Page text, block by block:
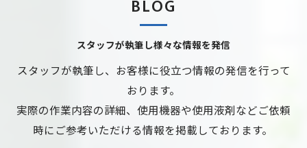
スタッフが執筆し様々な情報を発信
BLOG
スタッフが執筆し、お客様に役立つ情報の発信を行って
おります。
実際の作業内容の詳細、使用機器や使用液剤などご依頼
時にご参考いただける情報を掲載しております。